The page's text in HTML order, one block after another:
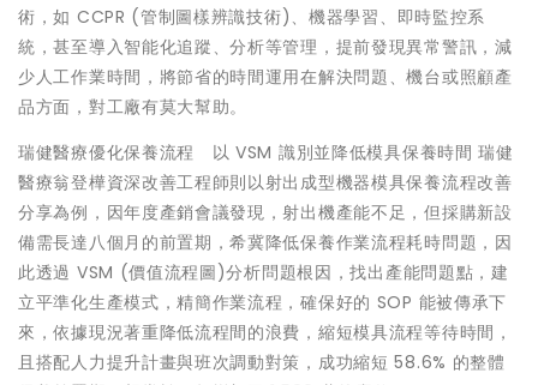
術，如 CCPR (管制圖樣辨識技術)、機器學習、即時監控系
統，甚至導入智能化追蹤、分析等管理，提前發現異常警訊，減
少人工作業時間，將節省的時間運用在解決問題、機台或照顧產
品方面，對工廠有莫大幫助。
瑞健醫療優化保養流程 以 VSM 識別並降低模具保養時間 瑞健
醫療翁登樺資深改善工程師則以射出成型機器模具保養流程改善
分享為例，因年度產銷會議發現，射出機產能不足，但採購新設
備需長達八個月的前置期，希冀降低保養作業流程耗時問題，因
此透過 VSM (價值流程圖)分析問題根因，找出產能問題點，建
立平準化生產模式，精簡作業流程，確保好的 SOP 能被傳承下
來，依據現況著重降低流程間的浪費，縮短模具流程等待時間，
且搭配人力提升計畫與班次調動對策，成功縮短 58.6% 的整體